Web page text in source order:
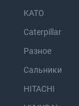
KATO
Caterpillar
Разное
Сальники
HITACHI